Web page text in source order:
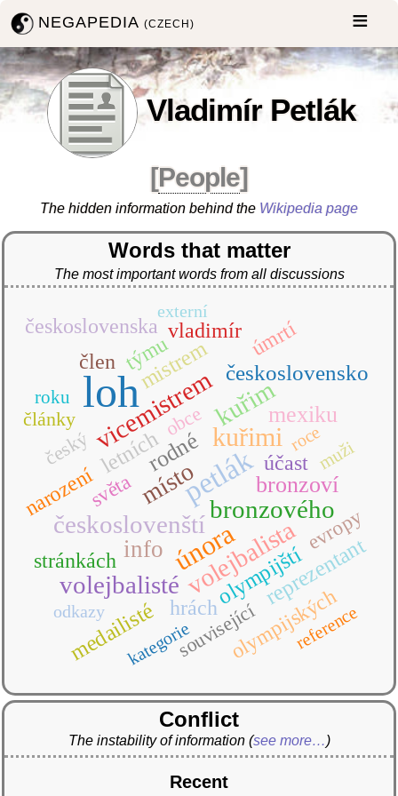
NEGAPEDIA(CZECH)
Vladimír Petlák
[People]
The hidden information behind the Wikipedia page
Words that matter
The most important words from all discussions
loh
petlák
února
kuřimi
bronzového
kuřim
vicemistrem
volejbalista
volejbalisté
českoslovenští
místo
info
bronzoví
mexiku
rodné
letních
medailisté
mistrem
olympijštíreprezentant
československo
hrách
narození
olympijských
stránkách
týmu
vladimír úmrtí
účast
československa
člen
evropy
světa
obce
související
český
články
muži
roku
externí
kategorie
odkazy reference
roce
Conflict
The instability of information (see more…)
Recent